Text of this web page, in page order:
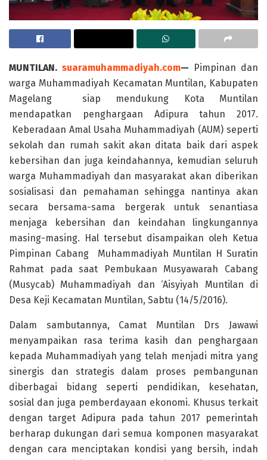
MUNTILAN. suaramuhammadiyah.com— Pimpinan dan
warga Muhammadiyah Kecamatan Muntilan, Kabupaten
Magelang siap mendukung Kota Muntilan
mendapatkan penghargaan Adipura tahun 2017.
Keberadaan Amal Usaha Muhammadiyah (AUM) seperti
sekolah dan rumah sakit akan ditata baik dari aspek
kebersihan dan juga keindahannya, kemudian seluruh
warga Muhammadiyah dan masyarakat akan diberikan
sosialisasi dan pemahaman sehingga nantinya akan
secara bersama-sama bergerak untuk senantiasa
menjaga kebersihan dan keindahan lingkungannya
masing-masing. Hal tersebut disampaikan oleh Ketua
Pimpinan Cabang Muhammadiyah Muntilan H Suratin
Rahmat pada saat Pembukaan Musyawarah Cabang
(Musycab) Muhammadiyah dan ‘Aisyiyah Muntilan di
Desa Keji Kecamatan Muntilan, Sabtu (14/5/2016).
Dalam sambutannya, Camat Muntilan Drs Jawawi
menyampaikan rasa terima kasih dan penghargaan
kepada Muhammadiyah yang telah menjadi mitra yang
sinergis dan strategis dalam proses pembangunan
diberbagai bidang seperti pendidikan, kesehatan,
sosial dan juga pemberdayaan ekonomi. Khusus terkait
dengan target Adipura pada tahun 2017 pemerintah
berharap dukungan dari semua komponen masyarakat
dengan cara menciptakan kondisi yang bersih, indah